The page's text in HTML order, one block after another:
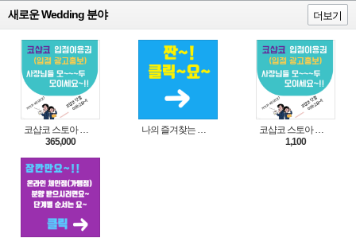
새로운 Wedding 분야 더보기
365,000
1,100